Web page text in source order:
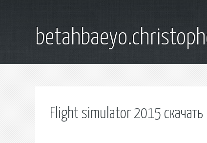
Flight simulator 2015 скачать